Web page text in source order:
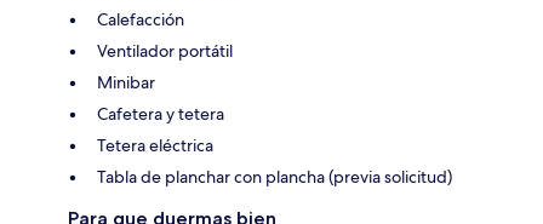
Calefacción
Ventilador portátil
Minibar
Cafetera y tetera
Tetera eléctrica
Tabla de planchar con plancha (previa solicitud)
Para que duermas bien